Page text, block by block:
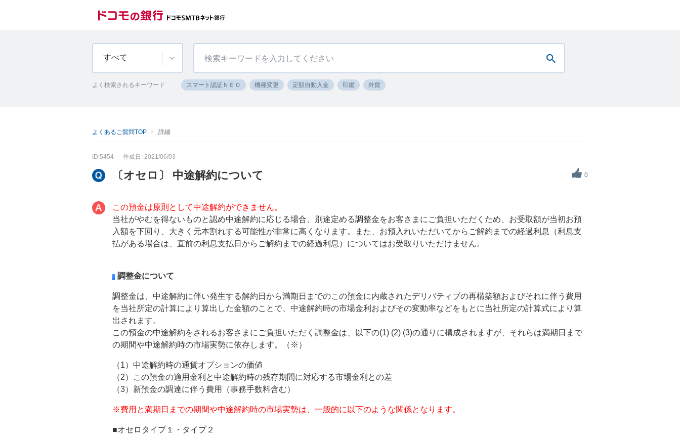
すべて
よく検索されるキーワード スマート認証ＮＥＯ 機種変更 定額自動入金 印鑑 外貨
よくあるご質問TOP 詳細
ID:5454 作成日: 2021/06/03
0
〔オセロ〕 中途解約について
この預金は原則として中途解約ができません。
当社がやむを得ないものと認め中途解約に応じる場合、別途定める調整金をお客さまにご負担いただくため、お受取額が当初お預
入額を下回り、大きく元本割れする可能性が非常に高くなります。また、お預入れいただいてからご解約までの経過利息（利息支
払がある場合は、直前の利息支払日からご解約までの経過利息）についてはお受取りいただけません。
調整金について
調整金は、中途解約に伴い発生する解約日から満期日までのこの預金に内蔵されたデリバティブの再構築額およびそれに伴う費用
を当社所定の計算により算出した金額のことで、中途解約時の市場金利およびその変動率などをもとに当社所定の計算式により算
出されます。
この預金の中途解約をされるお客さまにご負担いただく調整金は、以下の(1) (2) (3)の通りに構成されますが、それらは満期日まで
の期間や中途解約時の市場実勢に依存します。（※）
（1）中途解約時の通貨オプションの価値
（2）この預金の適用金利と中途解約時の残存期間に対応する市場金利との差
（3）新預金の調達に伴う費用（事務手数料含む）
※費用と満期日までの期間や中途解約時の市場実勢は、一般的に以下のような関係となります。
■オセロタイプ１・タイプ２